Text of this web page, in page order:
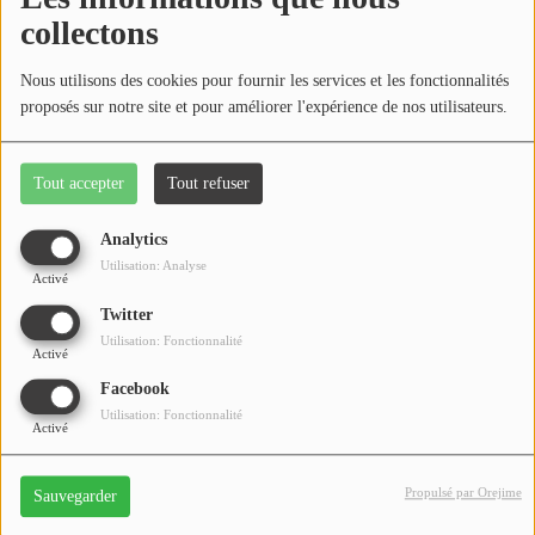
collectons
Nous utilisons des cookies pour fournir les services et les fonctionnalités
proposés sur notre site et pour améliorer l'expérience de nos utilisateurs.
Tout accepter Tout refuser
Analytics
Activé
Utilisation: Analyse
Twitter
Activé
Utilisation: Fonctionnalité
Facebook
Activé
Utilisation: Fonctionnalité
Sauvegarder Propulsé par Orejime
Médias
Photos
Participez
Dédicaces
Jeux Concours
Contact
Nos deux experts en immobiliers vous donnent des